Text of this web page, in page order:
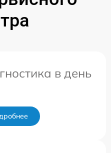
в день